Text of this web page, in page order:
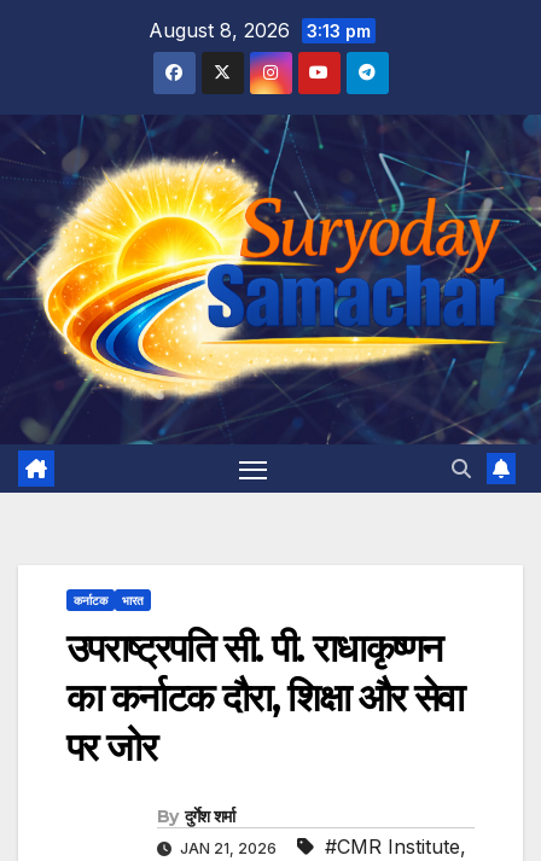
August 8, 2026 3:13 pm
कर्नाटक भारत
उपराष्ट्रपति सी. पी. राधाकृष्णन
का कर्नाटक दौरा, शिक्षा और सेवा
पर जोर
By दुर्गेश शर्मा
JAN 21, 2026 #CMR Institute,